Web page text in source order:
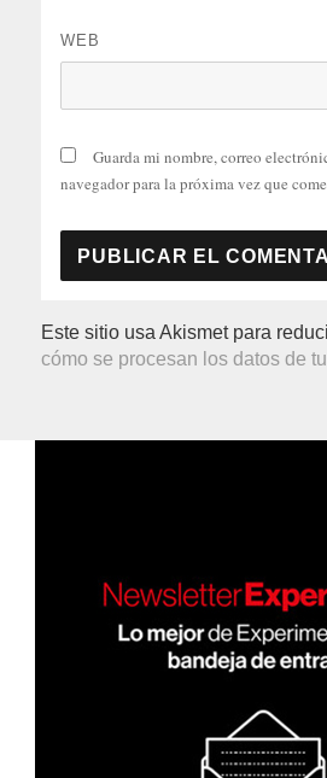
WEB
Guarda mi nombre, correo
navegador para la próxima vez que
Este sitio usa Akismet para
cómo se procesan los datos de